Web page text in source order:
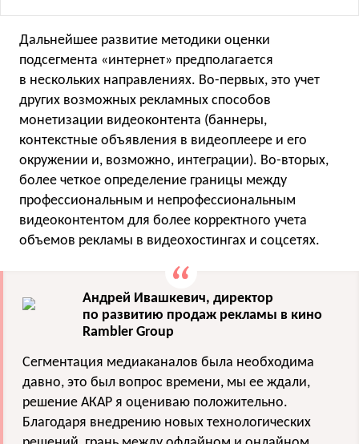
Дальнейшее развитие методики оценки
подсегмента «интернет» предполагается
в нескольких направлениях. Во-первых, это учет
других возможных рекламных способов
монетизации видеоконтента (баннеры,
контекстные объявления в видеоплеере и его
окружении и, возможно, интеграции). Во-вторых,
более четкое определение границы между
профессиональным и непрофессиональным
видеоконтентом для более корректного учета
объемов рекламы в видеохостингах и соцсетях.
Андрей Ивашкевич, директор
по развитию продаж рекламы в кино
Rambler Group
Сегментация медиаканалов была необходима
давно, это был вопрос времени, мы ее ждали,
решение АКАР я оцениваю положительно.
Благодаря внедрению новых технологических